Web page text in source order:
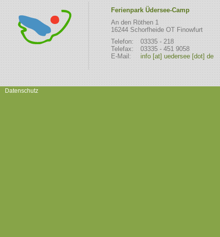
Ferienpark Üdersee-Camp
An den Röthen 1
16244 Schorfheide OT Finowfurt
Telefon:
03335 - 218
Telefax:
03335 - 451 9058
E-Mail:
info [at] uedersee [dot] de
Datenschutz